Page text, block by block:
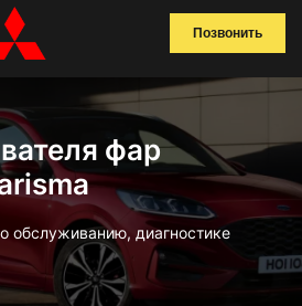
Позвонить
фар
обслуживанию, диагностике